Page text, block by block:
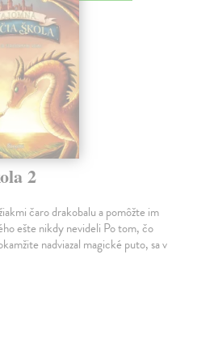
2
čaro drakobalu a pomôžte im
ešte nikdy nevideli Po tom, čo
nadviazal magické puto, sa v